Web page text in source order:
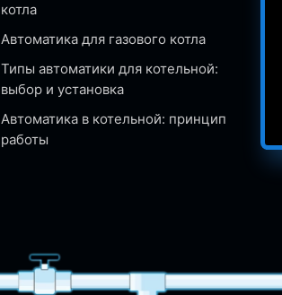
котла
Автоматика для газового котла
Типы автоматики для котельной:
выбор и установка
Автоматика в котельной: принцип
работы